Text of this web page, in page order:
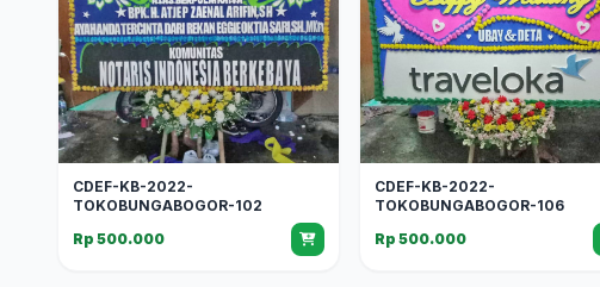
CDEF-KB-2022-
TOKOBUNGABOGOR-102
Rp 500.000
CDEF-KB-2022-
TOKOBUNGABOGOR-106
Rp 500.000